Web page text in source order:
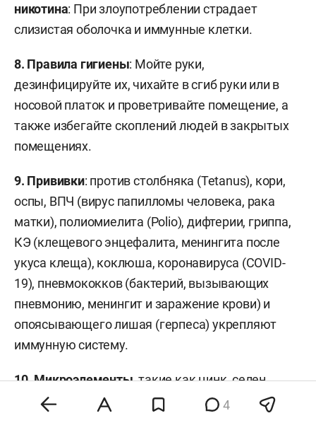
никотина: При злоупотреблении страдает
слизистая оболочка и иммунные клетки.
8. Правила гигиены: Мойте руки,
дезинфицируйте их, чихайте в сгиб руки или в
носовой платок и проветривайте помещение, а
также избегайте скоплений людей в закрытых
помещениях.
9. Прививки: против столбняка (Tetanus), кори,
оспы, ВПЧ (вирус папилломы человека, рака
матки), полиомиелита (Polio), дифтерии, гриппа,
КЭ (клещевого энцефалита, менингита после
укуса клеща), коклюша, коронавируса (COVID-
19), пневмококков (бактерий, вызывающих
пневмонию, менингит и заражение крови) и
опоясывающего лишая (герпеса) укрепляют
иммунную систему.
10.Микроэлементы,такие как цинк, селен,
магний, железо, витамины B, C, D.
4